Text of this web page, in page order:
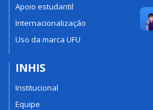
Apoio estudantil
Internacionalização
Uso da marca UFU
INHIS
Institucional
Equipe